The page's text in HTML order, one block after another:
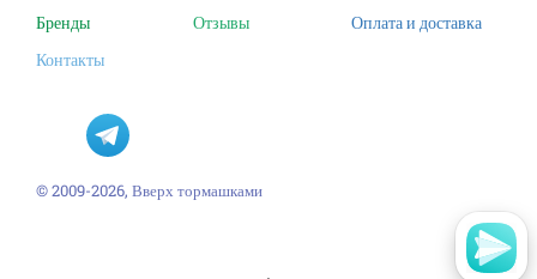
Фигурки
Наборы для творчества
Пазлы
Бренды
Отзывы
Оплата и доставка
Контакты
© 2009-2026, Вверх тормашками